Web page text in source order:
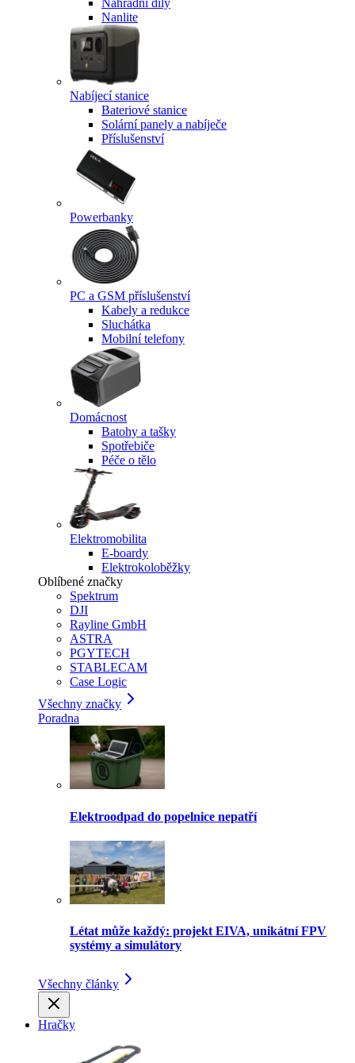
Náhradní díly
Nanlite
Nabíjecí stanice
Bateriové stanice
Solární panely a nabíječe
Příslušenství
Powerbanky
PC a GSM příslušenství
Kabely a redukce
Sluchátka
Mobilní telefony
Domácnost
Batohy a tašky
Spotřebiče
Péče o tělo
Elektromobilita
E-boardy
Elektrokoloběžky
Oblíbené značky
Spektrum
DJI
Rayline GmbH
ASTRA
PGYTECH
STABLECAM
Case Logic
Všechny značky
Poradna
Elektroodpad do popelnice nepatří
Létat může každý: projekt EIVA, unikátní FPV
systémy a simulátory
Všechny články
Hračky